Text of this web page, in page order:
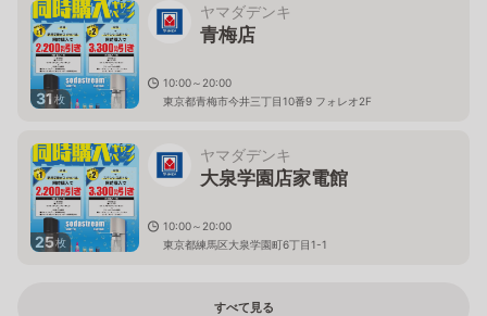
31枚
ヤマダデンキ
青梅店
10:00～20:00
東京都青梅市今井三丁目10番9 フォレオ2F
25枚
ヤマダデンキ
大泉学園店家電館
10:00～20:00
東京都練馬区大泉学園町6丁目1-1
すべて見る